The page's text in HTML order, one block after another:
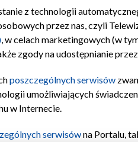
Moje zgody
z technologii
przez nas, czyli
, w celach marketingowych (w
zgody na udostępnianie
poszczególnych serwisów
umożliwiających
w Internecie.
serwisówna Portalu,